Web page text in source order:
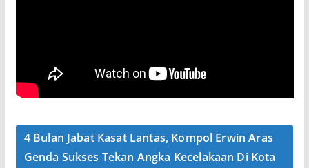
4 Bulan Jabat Kasat Lantas, Kompol Erwin Aras
Genda Sukses Tekan Angka Kecelakaan Di Kota